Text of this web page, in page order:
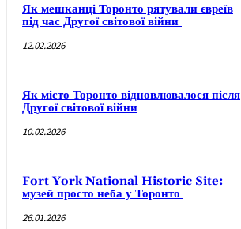
Як мешканці Торонто рятували євреїв
під час Другої світової війни
12.02.2026
Як місто Торонто відновлювалося після
Другої світової війни
10.02.2026
Fort York National Historic Site:
музей просто неба у Торонто
26.01.2026